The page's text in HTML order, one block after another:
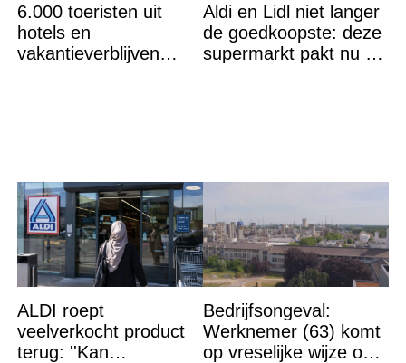
6.000 toeristen uit
hotels en
vakantieverblijven
Aldi en Lidl niet langer
de goedkoopste: deze
supermarkt pakt nu de
ALDI roept
veelverkocht product
terug: ''Kan
Bedrijfsongeval:
Werknemer (63) komt
op vreselijke wijze om